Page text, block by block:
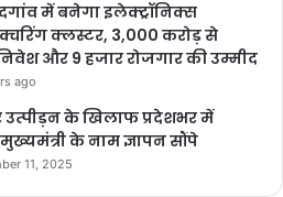
में बनेगा इलेक्ट्रॉनिक्स
क्लस्टर, 3,000 करोड़ से
और 9 हजार रोजगार की उम्मीद
ago
उत्पीड़न के खिलाफ प्रदेशभर में
मुख्यमंत्री के नाम ज्ञापन सौंपे
11, 2025